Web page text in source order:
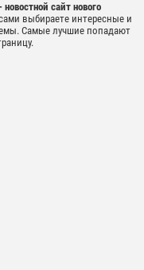
сайт нового
выбираете интересные и
Самые лучшие попадают